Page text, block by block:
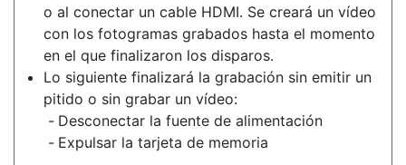
o al conectar un cable HDMI. Se creará un vídeo
con los fotogramas grabados hasta el momento
en el que finalizaron los disparos.
Lo siguiente finalizará la grabación sin emitir un
pitido o sin grabar un vídeo:
Desconectar la fuente de alimentación
Expulsar la tarjeta de memoria